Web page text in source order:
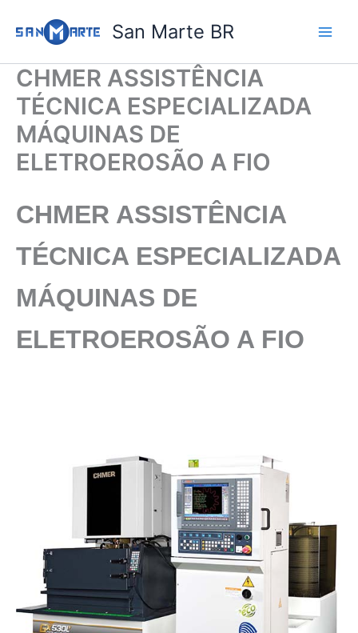
para
conteúdo
San Marte BR
CHMER ASSISTÊNCIA
TÉCNICA ESPECIALIZADA
MÁQUINAS DE
ELETROEROSÃO A FIO
CHMER ASSISTÊNCIA
TÉCNICA ESPECIALIZADA
MÁQUINAS DE
ELETROEROSÃO A FIO